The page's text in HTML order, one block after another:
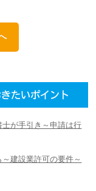
たいポイント
が手引き～申請は行
建設業許可の要件～